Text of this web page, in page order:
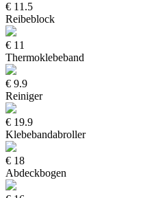
€ 11.5
Reibeblock
€ 11
Thermoklebeband
€ 9.9
Reiniger
€ 19.9
Klebebandabroller
€ 18
Abdeckbogen